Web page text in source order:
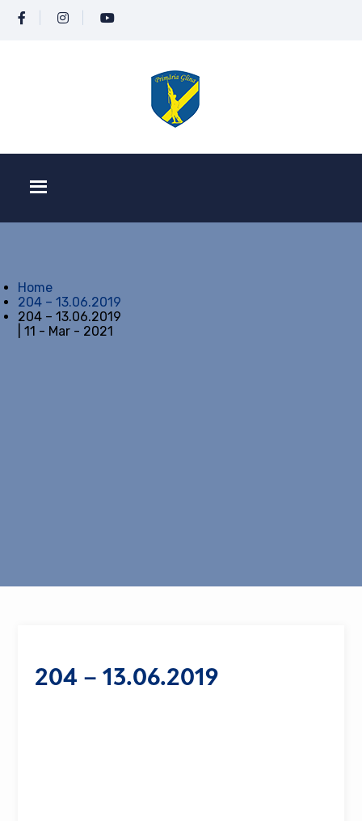
Home
204 – 13.06.2019
204 – 13.06.2019
| 11 - Mar - 2021
204 – 13.06.2019